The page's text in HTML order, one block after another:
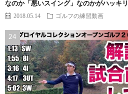
なのか「悪いスイング」なのかがハッキリ
2018.05.14 ゴルフの練習動画